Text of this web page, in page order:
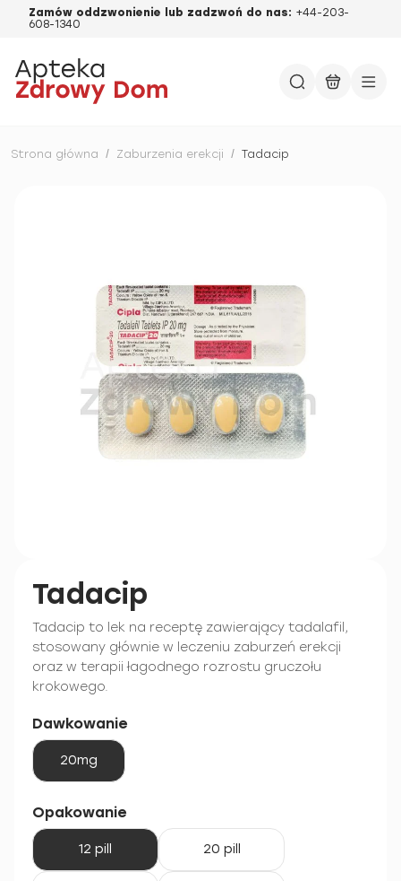
Zamów oddzwonienie lub zadzwoń do nas: +44-203-
608-1340
Strona główna / Zaburzenia erekcji / Tadacip
Tadacip
Tadacip to lek na receptę zawierający tadalafil,
stosowany głównie w leczeniu zaburzeń erekcji
oraz w terapii łagodnego rozrostu gruczołu
krokowego.
Dawkowanie
20mg
Opakowanie
12 pill 20 pill